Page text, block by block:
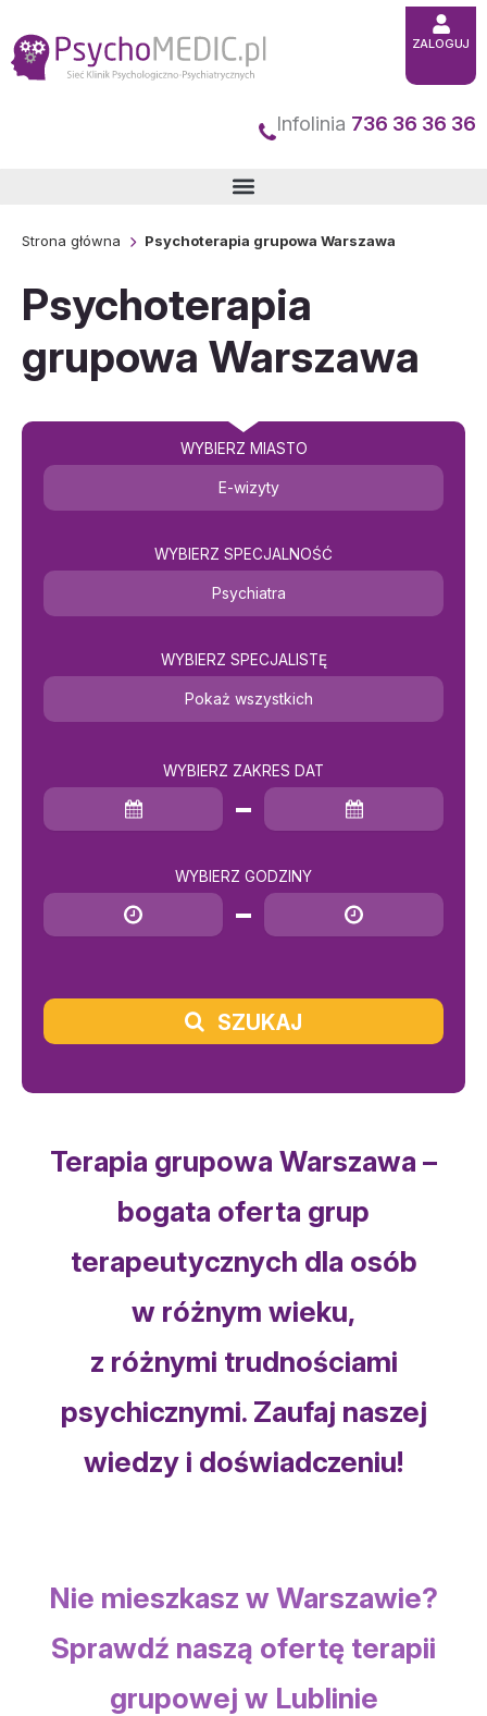
do
treści
Infolinia 736 36 36 36
ZALOGUJ
Strona główna Psychoterapia grupowa Warszawa
Psychoterapia
grupowa Warszawa
WYBIERZ MIASTO
E-wizyty
WYBIERZ SPECJALNOŚĆ
Psychiatra
WYBIERZ SPECJALISTĘ
Pokaż wszystkich
WYBIERZ ZAKRES DAT
Data rozpoczęcia
Data zakończenia
WYBIERZ GODZINY
Godzina rozpoczęcia
Godzina zakończenia
SZUKAJ
Terapia grupowa Warszawa –
bogata oferta grup
terapeutycznych dla osób
w różnym wieku,
z różnymi trudnościami
psychicznymi. Zaufaj naszej
wiedzy i doświadczeniu!
Nie mieszkasz w Warszawie?
Sprawdź naszą ofertę terapii
grupowej w Lublinie